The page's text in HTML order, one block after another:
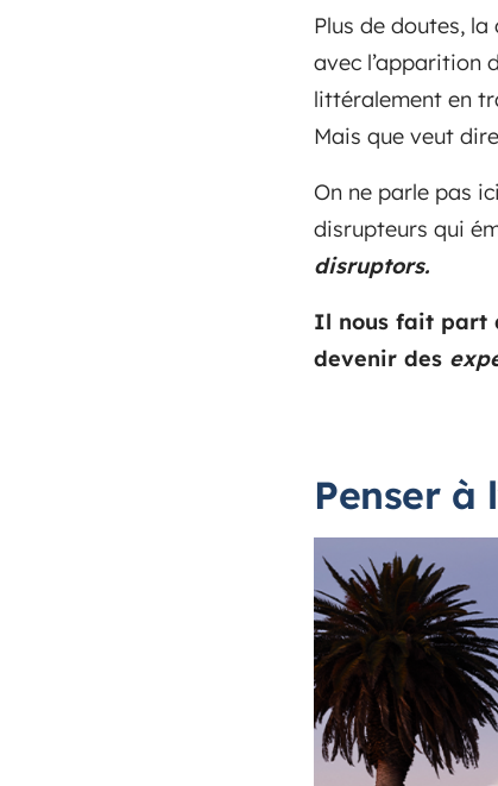
Plus de doutes,
avec l’apparition
littéralement en
Mais que veut
On ne parle pas
disrupteurs qui
disruptors.
Il nous fait part
devenir des
Penser à